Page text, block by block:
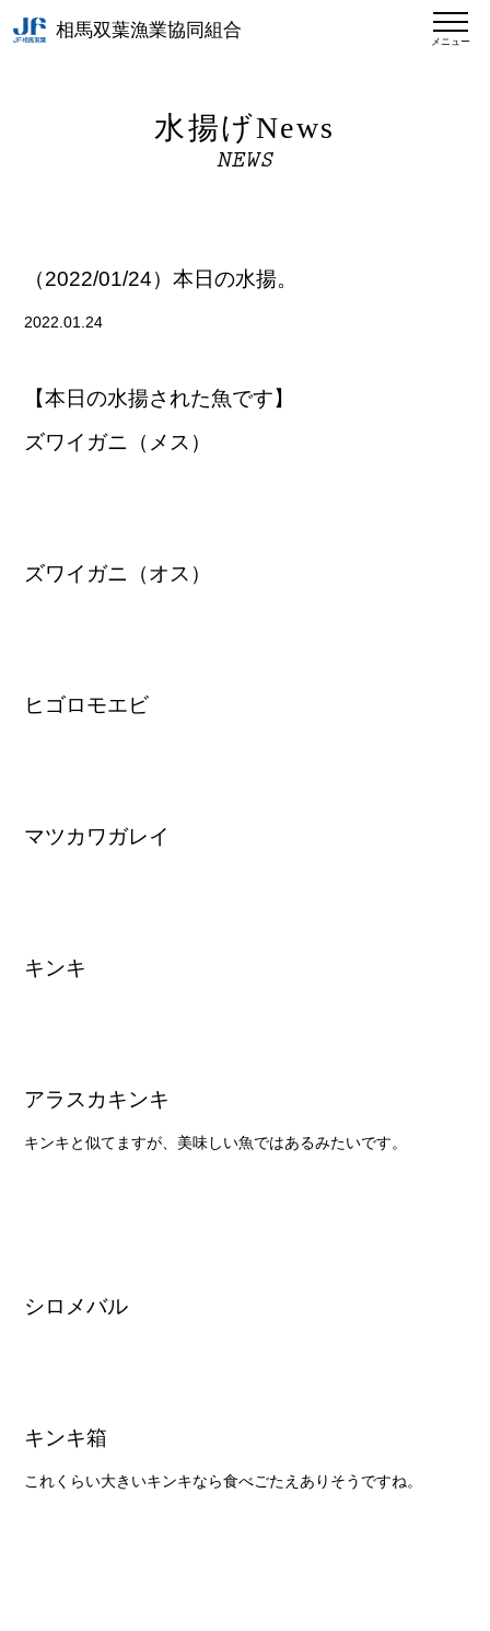
相馬双葉漁業協同組合
メニュー
水揚げNews
NEWS
（2022/01/24）本日の水揚。
2022.01.24
【本日の水揚された魚です】
ズワイガニ（メス）
ズワイガニ（オス）
ヒゴロモエビ
マツカワガレイ
キンキ
アラスカキンキ
キンキと似てますが、美味しい魚ではあるみたいです。
シロメバル
キンキ箱
これくらい大きいキンキなら食べごたえありそうですね。